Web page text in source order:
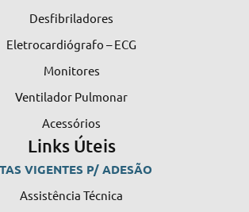
Desfibriladores
Eletrocardiógrafo – ECG
Monitores
Ventilador Pulmonar
Acessórios
Links Úteis
VIGENTES P/ ADESÃO
Assistência Técnica